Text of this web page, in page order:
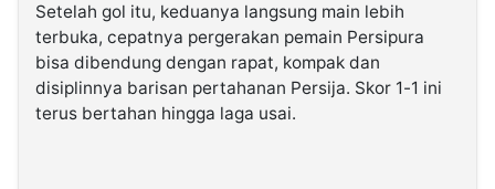
Setelah gol itu, keduanya langsung main lebih
terbuka, cepatnya pergerakan pemain Persipura
bisa dibendung dengan rapat, kompak dan
disiplinnya barisan pertahanan Persija. Skor 1-1 ini
terus bertahan hingga laga usai.